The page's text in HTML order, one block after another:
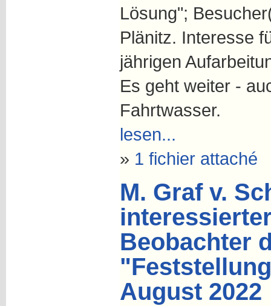
Lösung";
Plänitz. Interesse
jährigen
Es geht weiter -
Fahrtwasser.
lesen...
» 1 fichier attaché
M. Graf v.
Beobachter
August 2022